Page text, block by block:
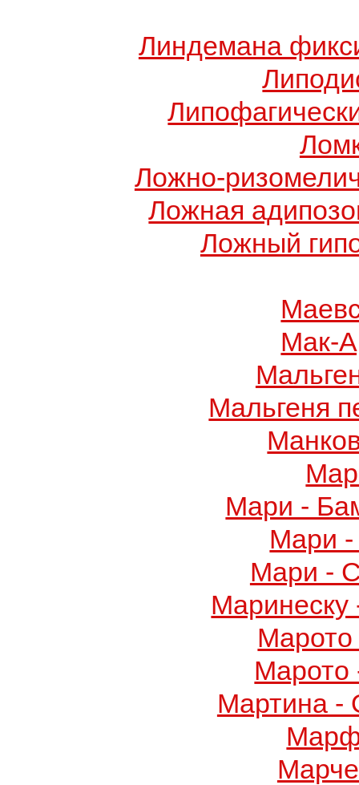
Линдемана
Ложно-
Ложная
Ложный
Мак-
Мальгеня
Мари -
Мари -
Мари -
Марото
Марото
Мартина -